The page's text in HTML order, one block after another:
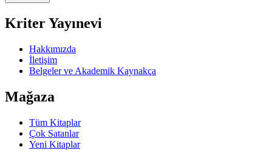
Kriter Yayınevi
Hakkımızda
İletişim
Belgeler ve Akademik Kaynakça
Mağaza
Tüm Kitaplar
Çok Satanlar
Yeni Kitaplar